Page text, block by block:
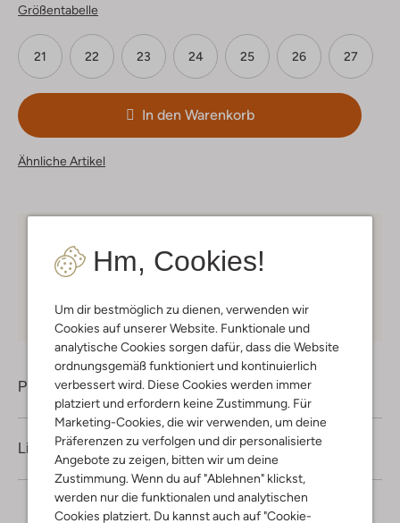
Hm, Cookies!
Um dir bestmöglich zu dienen, verwenden wir
Cookies auf unserer Website. Funktionale und
analytische Cookies sorgen dafür, dass die Website
ordnungsgemäß funktioniert und kontinuierlich
verbessert wird. Diese Cookies werden immer
platziert und erfordern keine Zustimmung. Für
Marketing-Cookies, die wir verwenden, um deine
Präferenzen zu verfolgen und dir personalisierte
Angebote zu zeigen, bitten wir um deine
Zustimmung. Wenn du auf "Ablehnen" klickst,
werden nur die funktionalen und analytischen
Cookies platziert. Du kannst auch auf "Cookie-
Größentabelle
21 22 23 24 25 26 27
In den Warenkorb
Ähnliche Artikel
Kostenloser Versand
Mitglieder in Deutschland
Produktinformation
Lieferung & Rückgabe